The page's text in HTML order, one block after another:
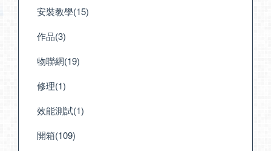
安裝教學(15)
作品(3)
物聯網(19)
修理(1)
效能測試(1)
開箱(109)